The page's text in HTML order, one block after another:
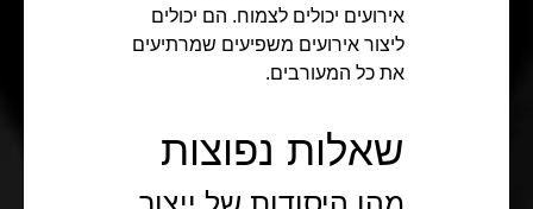
אירועים יכולים לצמוח. הם יכולים
ליצור אירועים משפיעים שמרתיעים
את כל המעורבים.
שאלות נפוצות